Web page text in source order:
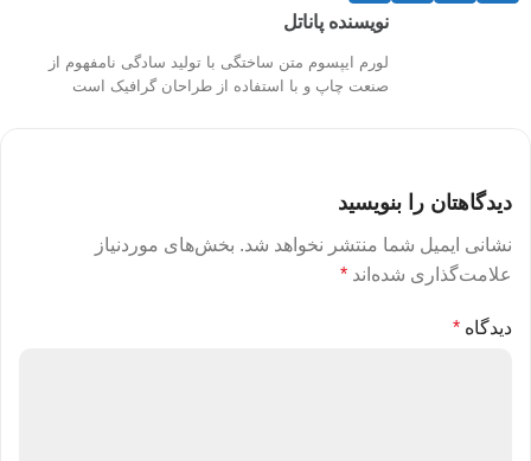
نویسنده پاناتل
لورم ایپسوم متن ساختگی با تولید سادگی نامفهوم از
صنعت چاپ و با استفاده از طراحان گرافیک است
دیدگاهتان را بنویسید
نشانی ایمیل شما منتشر نخواهد شد. بخش‌های موردنیاز
علامت‌گذاری شده‌اند *
دیدگاه *